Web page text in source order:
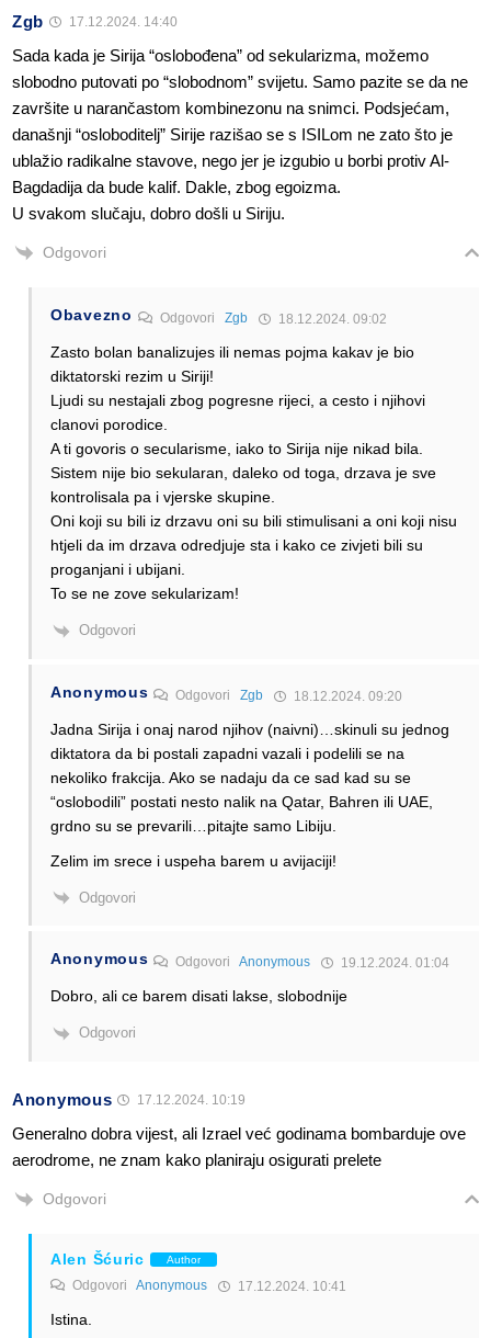
Zgb 17.12.2024. 14:40
Sada kada je Sirija “oslobođena” od sekularizma, možemo
slobodno putovati po “slobodnom” svijetu. Samo pazite se da ne
završite u narančastom kombinezonu na snimci. Podsjećam,
današnji “osloboditelj” Sirije razišao se s ISILom ne zato što je
ublažio radikalne stavove, nego jer je izgubio u borbi protiv Al-
Bagdadija da bude kalif. Dakle, zbog egoizma.
U svakom slučaju, dobro došli u Siriju.
Odgovori
Obavezno Odgovori Zgb 18.12.2024. 09:02
Zasto bolan banalizujes ili nemas pojma kakav je bio
diktatorski rezim u Siriji!
Ljudi su nestajali zbog pogresne rijeci, a cesto i njihovi
clanovi porodice.
A ti govoris o secularisme, iako to Sirija nije nikad bila.
Sistem nije bio sekularan, daleko od toga, drzava je sve
kontrolisala pa i vjerske skupine.
Oni koji su bili iz drzavu oni su bili stimulisani a oni koji nisu
htjeli da im drzava odredjuje sta i kako ce zivjeti bili su
proganjani i ubijani.
To se ne zove sekularizam!
Odgovori
Anonymous OdgovoriZgb 18.12.2024. 09:20
Jadna Sirija i onaj narod njihov (naivni)…skinuli su jednog
diktatora da bi postali zapadni vazali i podelili se na
nekoliko frakcija. Ako se nadaju da ce sad kad su se
“oslobodili” postati nesto nalik na Qatar, Bahren ili UAE,
grdno su se prevarili…pitajte samo Libiju.
Zelim im srece i uspeha barem u avijaciji!
Odgovori
Anonymous OdgovoriAnonymous 19.12.2024. 01:04
Dobro, ali ce barem disati lakse, slobodnije
Odgovori
Anonymous 17.12.2024. 10:19
Generalno dobra vijest, ali Izrael već godinama bombarduje ove
aerodrome, ne znam kako planiraju osigurati prelete
Odgovori
Alen Šćuric Author
Odgovori Anonymous 17.12.2024. 10:41
Istina.